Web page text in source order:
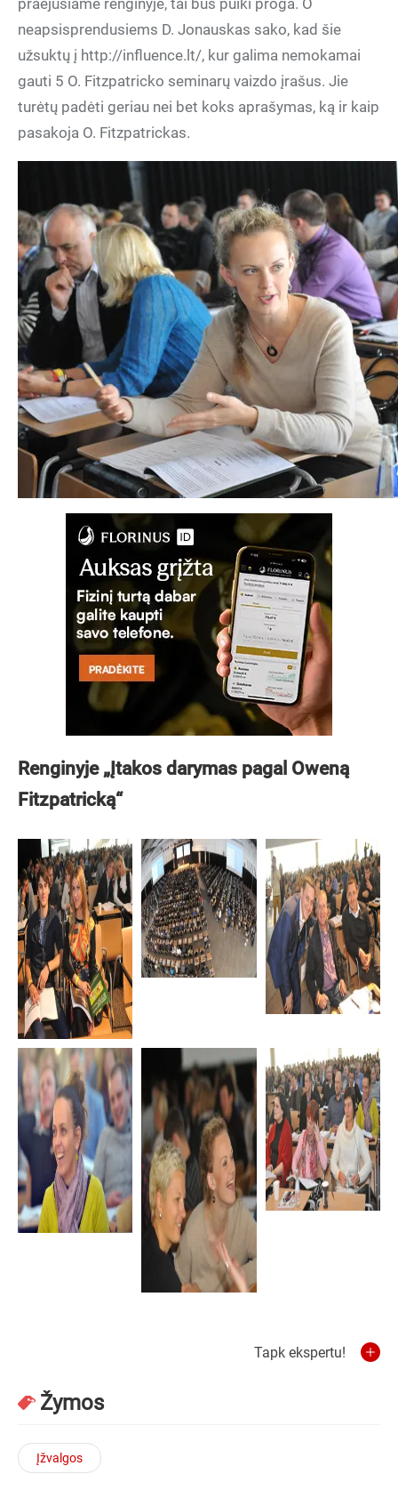
praėjusiame renginyje, tai bus puiki proga. O
neapsisprendusiems D. Jonauskas sako, kad šie
užsuktų į http://influence.lt/, kur galima nemokamai
gauti 5 O. Fitzpatricko seminarų vaizdo įrašus. Jie
turėtų padėti geriau nei bet koks aprašymas, ką ir kaip
pasakoja O. Fitzpatrickas.
Renginyje „Įtakos darymas pagal Oweną
Fitzpatricką“
Tapk ekspertu!
Žymos
Įžvalgos